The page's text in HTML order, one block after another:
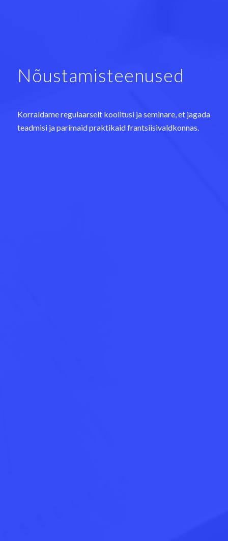
Nõustamisteenused
Korraldame regulaarselt koolitusi ja seminare, et jagada
teadmisi ja parimaid praktikaid frantsiisivaldkonnas.